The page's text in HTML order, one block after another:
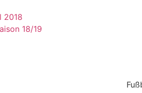
2018
18/19